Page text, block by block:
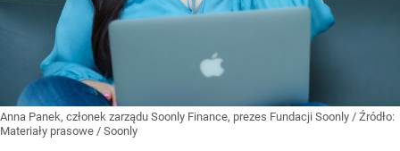
Anna Panek, członek zarządu Soonly Finance, prezes Fundacji Soonly / Źródło:
Materiały prasowe / Soonly